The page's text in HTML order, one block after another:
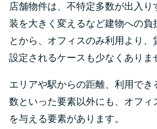
店舗物件は、不特定多数が出入り
装を大きく変えるなど建物への負
とから、オフィスのみ利用より、
設定されるケースも少なくありま
エリアや駅からの距離、利用でき
数といった要素以外にも、オフィ
を与える要素があります。